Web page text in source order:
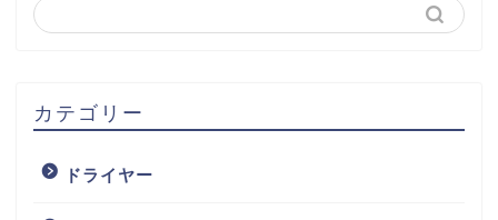
カテゴリー
ドライヤー